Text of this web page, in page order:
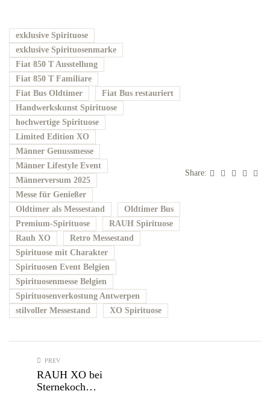
exklusive Spirituose
exklusive Spirituosenmarke
Fiat 850 T Ausstellung
Fiat 850 T Familiare
Fiat Bus Oldtimer
Fiat Bus restauriert
Handwerkskunst Spirituose
hochwertige Spirituose
Limited Edition XO
Männer Genussmesse
Männer Lifestyle Event
Männerversum 2025
Messe für Genießer
Oldtimer als Messestand
Oldtimer Bus
Premium-Spirituose
RAUH Spirituose
Rauh XO
Retro Messestand
Spirituose mit Charakter
Spirituosen Event Belgien
Spirituosenmesse Belgien
Spirituosenverkostung Antwerpen
stilvoller Messestand
XO Spirituose
Share:
PREV
RAUH XO bei
Sternekoch